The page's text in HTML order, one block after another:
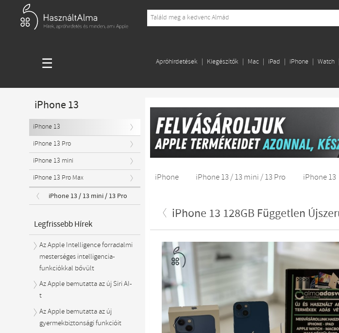
☰ Apróhirdetések Kiegészítők Mac iPad iPhone Watch
iPhone iPhone 13 / 13 mini / 13 Pro iPhone 13
iPhone 13 128GB Független
iPhone 13
iPhone 13
iPhone 13 Pro
iPhone 13 mini
iPhone 13 Pro Max
iPhone 13 / 13 mini / 13 Pro
Legfrissebb Hírek
Az Apple Intelligence forradalmi
mesterséges intelligencia-
funkciókkal bővült
Az Apple bemutatta az új Siri AI-
t
Az Apple bemutatta az új
gyermekbiztonsági funkcióit